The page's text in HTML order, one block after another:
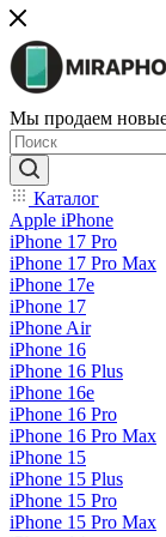
Мы продаем
Каталог
Apple iPhone
iPhone 17 Pro
iPhone 17 Pro Max
iPhone 17e
iPhone 17
iPhone Air
iPhone 16
iPhone 16 Plus
iPhone 16e
iPhone 16 Pro
iPhone 16 Pro Max
iPhone 15
iPhone 15 Plus
iPhone 15 Pro
iPhone 15 Pro Max